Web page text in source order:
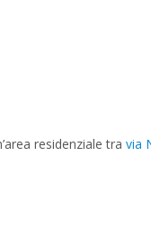
residenziale tra via